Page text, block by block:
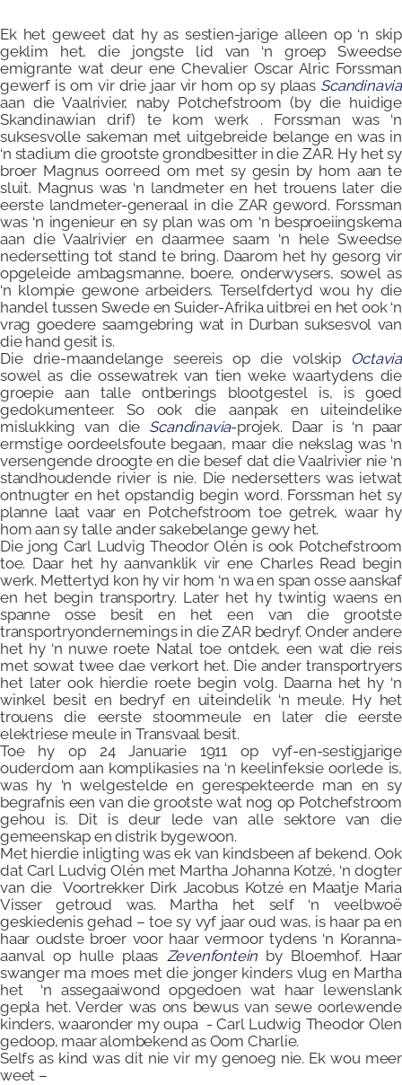
Ek het geweet dat hy as sestien-jarige alleen op ‘n skip
geklim het, die jongste lid van ‘n groep Sweedse
emigrante wat deur ene Chevalier Oscar Alric Forssman
gewerf is om vir drie jaar vir hom op sy plaas Scandinavia
aan die Vaalrivier, naby Potchefstroom (by die huidige
Skandinawian drif) te kom werk . Forssman was ‘n
suksesvolle sakeman met uitgebreide belange en was in
‘n stadium die grootste grondbesitter in die ZAR. Hy het sy
broer Magnus oorreed om met sy gesin by hom aan te
sluit. Magnus was ‘n landmeter en het trouens later die
eerste landmeter-generaal in die ZAR geword. Forssman
was ‘n ingenieur en sy plan was om ‘n besproeiingskema
aan die Vaalrivier en daarmee saam ‘n hele Sweedse
nedersetting tot stand te bring. Daarom het hy gesorg vir
opgeleide ambagsmanne, boere, onderwysers, sowel as
‘n klompie gewone arbeiders. Terselfdertyd wou hy die
handel tussen Swede en Suider-Afrika uitbrei en het ook ‘n
vrag goedere saamgebring wat in Durban suksesvol van
die hand gesit is.
Die drie-maandelange seereis op die volskip Octavia
sowel as die ossewatrek van tien weke waartydens die
groepie aan talle ontberings blootgestel is, is goed
gedokumenteer. So ook die aanpak en uiteindelike
mislukking van die Scandinavia-projek. Daar is ‘n paar
ermstige oordeelsfoute begaan, maar die nekslag was ‘n
versengende droogte en die besef dat die Vaalrivier nie ‘n
standhoudende rivier is nie. Die nedersetters was ietwat
ontnugter en het opstandig begin word. Forssman het sy
planne laat vaar en Potchefstroom toe getrek, waar hy
hom aan sy talle ander sakebelange gewy het.
Die jong Carl Ludvig Theodor Olén is ook Potchefstroom
toe. Daar het hy aanvanklik vir ene Charles Read begin
werk. Mettertyd kon hy vir hom ‘n wa en span osse aanskaf
en het begin transportry. Later het hy twintig waens en
spanne osse besit en het een van die grootste
transportryondernemings in die ZAR bedryf. Onder andere
het hy ‘n nuwe roete Natal toe ontdek, een wat die reis
met sowat twee dae verkort het. Die ander transportryers
het later ook hierdie roete begin volg. Daarna het hy ‘n
winkel besit en bedryf en uiteindelik ‘n meule. Hy het
trouens die eerste stoommeule en later die eerste
elektriese meule in Transvaal besit.
Toe hy op 24 Januarie 1911 op vyf-en-sestigjarige
ouderdom aan komplikasies na ‘n keelinfeksie oorlede is,
was hy ‘n welgestelde en gerespekteerde man en sy
begrafnis een van die grootste wat nog op Potchefstroom
gehou is. Dit is deur lede van alle sektore van die
gemeenskap en distrik bygewoon.
Met hierdie inligting was ek van kindsbeen af bekend. Ook
dat Carl Ludvig Olén met Martha Johanna Kotzé, ‘n dogter
van die Voortrekker Dirk Jacobus Kotzé en Maatje Maria
Visser getroud was. Martha het self ‘n veelbwoë
geskiedenis gehad – toe sy vyf jaar oud was, is haar pa en
haar oudste broer voor haar vermoor tydens ‘n Koranna-
aanval op hulle plaas Zevenfontein by Bloemhof. Haar
swanger ma moes met die jonger kinders vlug en Martha
het ‘n assegaaiwond opgedoen wat haar lewenslank
gepla het. Verder was ons bewus van sewe oorlewende
kinders, waaronder my oupa - Carl Ludwig Theodor Olen
gedoop, maar alombekend as Oom Charlie.
Selfs as kind was dit nie vir my genoeg nie. Ek wou meer
weet –